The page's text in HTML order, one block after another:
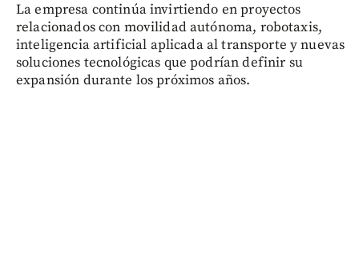
La empresa continúa invirtiendo en proyectos
relacionados con movilidad autónoma, robotaxis,
inteligencia artificial aplicada al transporte y nuevas
soluciones tecnológicas que podrían definir su
expansión durante los próximos años.